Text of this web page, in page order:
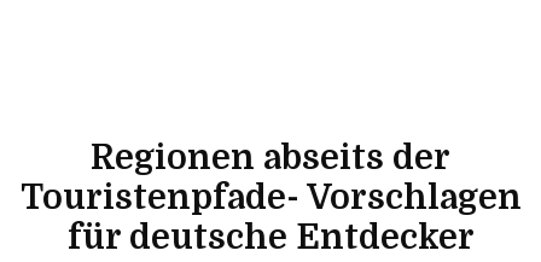
Regionen abseits der
Touristenpfade- Vorschlagen
für deutsche Entdecker